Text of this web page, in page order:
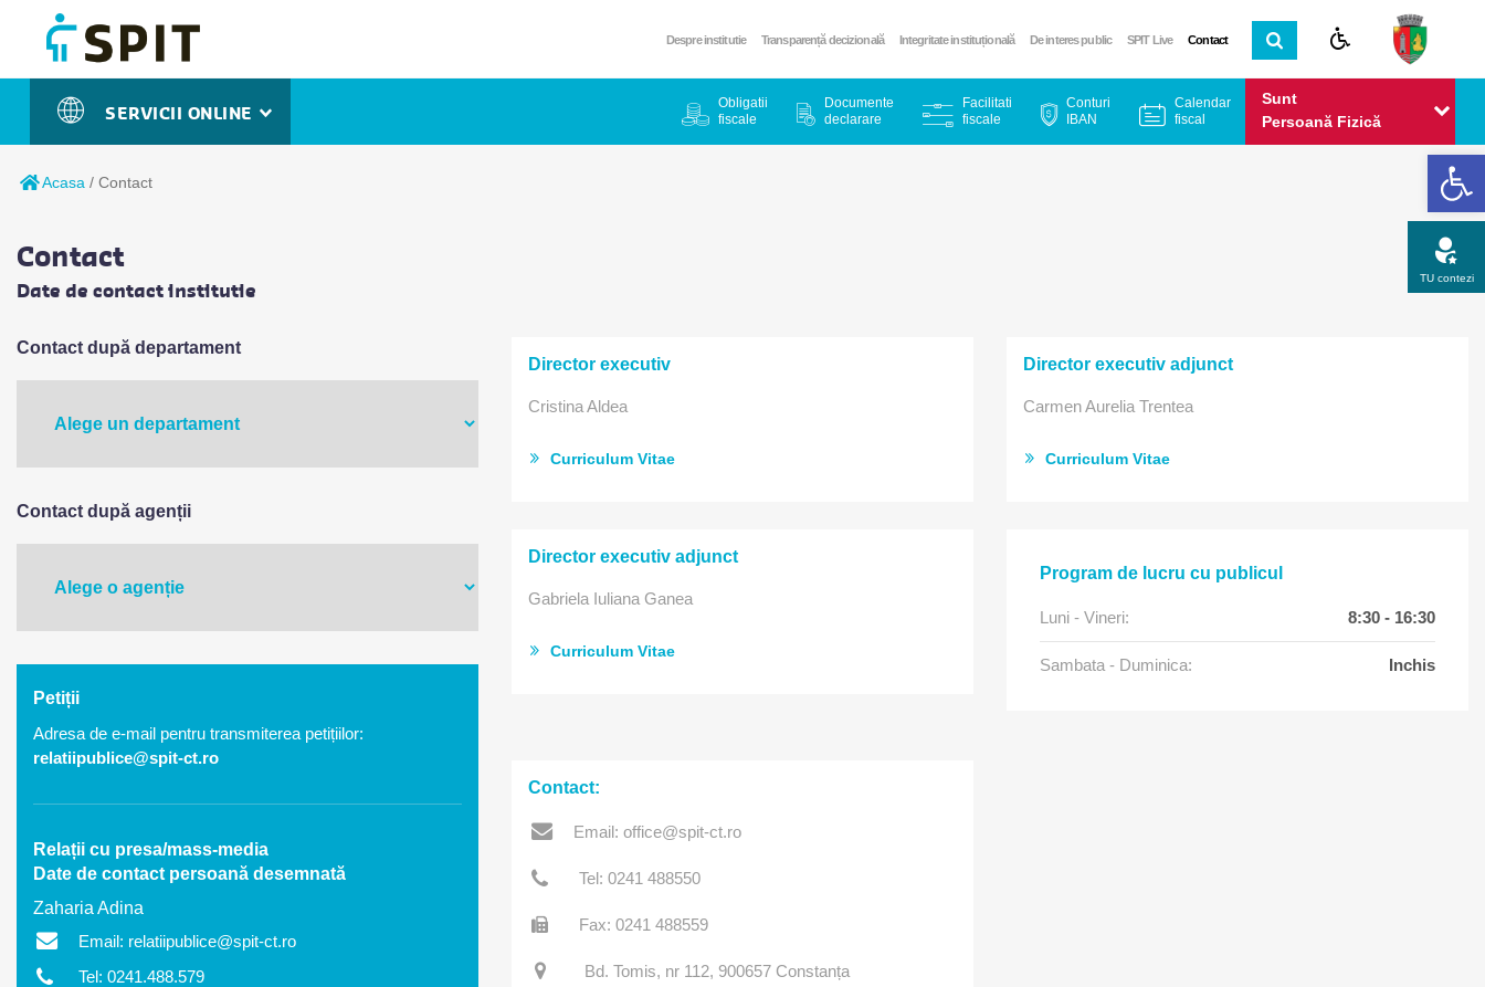
Despre institutie Transparență decizională Integritate instituțională De interes public SPIT Live Contact
SERVICII ONLINE
Sunt
Persoană Fizică
Obligatii
fiscale
Documente
declarare
Facilitati
fiscale
Conturi
IBAN
Calendar
fiscal
Acasa / Contact
Contact
Date de contact institutie
Contact după departament
Contact după agenții
Petiții
Adresa de e-mail pentru transmiterea petițiilor:
relatiipublice@spit-ct.ro
Relații cu presa/mass-media
Date de contact persoană desemnată
Zaharia Adina
Email: relatiipublice@spit-ct.ro
Tel: 0241.488.579
Director executiv
Cristina Aldea
Curriculum Vitae
Director executiv adjunct
Carmen Aurelia Trentea
Curriculum Vitae
Director executiv adjunct
Gabriela Iuliana Ganea
Curriculum Vitae
Program de lucru cu publicul
Luni - Vineri: 8:30 - 16:30
Sambata - Duminica: Inchis
Contact:
Email: office@spit-ct.ro
Tel: 0241 488550
Fax: 0241 488559
Bd. Tomis, nr 112, 900657 Constanța
TU contezi